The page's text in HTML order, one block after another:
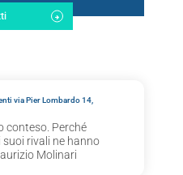
via Pier Lombardo 14,
conteso. Perché
suoi rivali ne hanno
Molinari